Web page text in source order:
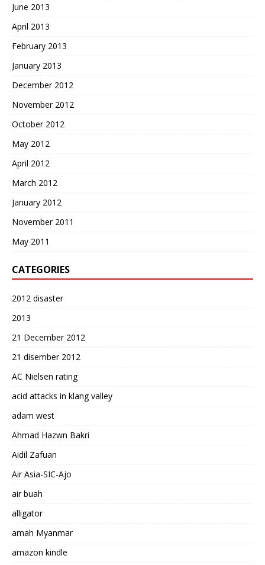
June 2013
April 2013
February 2013
January 2013
December 2012
November 2012
October 2012
May 2012
April 2012
March 2012
January 2012
November 2011
May 2011
CATEGORIES
2012 disaster
2013
21 December 2012
21 disember 2012
AC Nielsen rating
acid attacks in klang valley
adam west
Ahmad Hazwn Bakri
Aidil Zafuan
Air Asia-SIC-Ajo
air buah
alligator
amah Myanmar
amazon kindle